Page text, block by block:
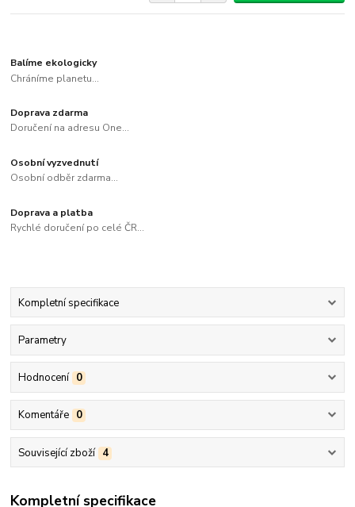
Balíme ekologicky
Chráníme planetu...
Doprava zdarma
Doručení na adresu One...
Osobní vyzvednutí
Osobní odběr zdarma...
Doprava a platba
Rychlé doručení po celé ČR...
Kompletní specifikace
Parametry
Hodnocení 0
Komentáře 0
Související zboží 4
Kompletní specifikace